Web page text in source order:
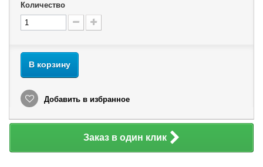
Количество
В корзину
Добавить в избранное
Заказ в один клик